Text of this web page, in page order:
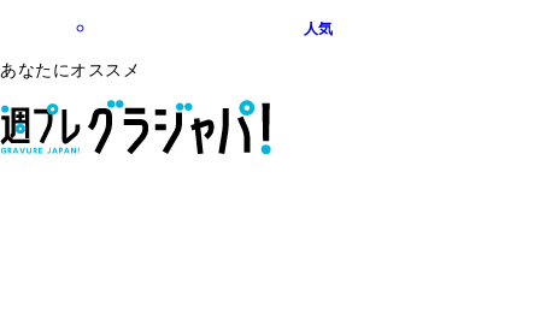
人気
あなたにオススメ